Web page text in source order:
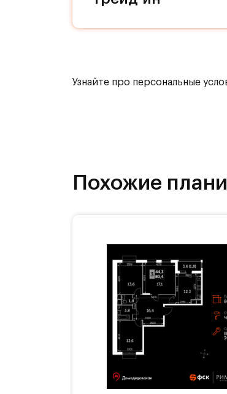
здесь вас не будет
каждой секции, доступ к
Жителей Римского
завтраком даже в будни.
бранчей по выходным или
Указана конечная
Узнайте про персональные
Похожие